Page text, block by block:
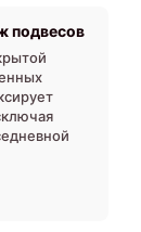
подвесов